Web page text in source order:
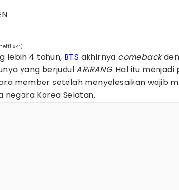
lebih 4 tahun, BTS akhirnya comeback
yang berjudulARIRANG. Hal itu menjadi
member setelah menyelesaikan wajib
negara Korea Selatan.